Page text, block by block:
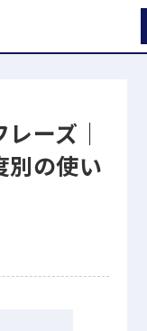
ーズ｜
の使い